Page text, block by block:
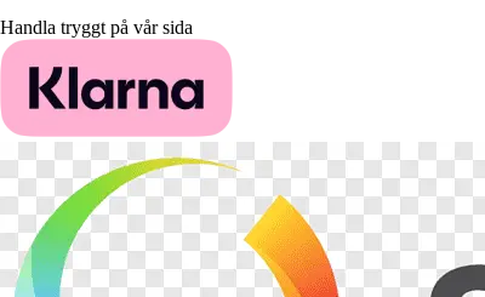
Handla tryggt på vår sida